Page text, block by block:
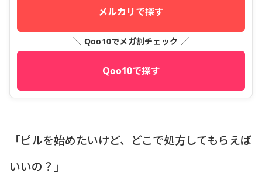
メルカリで探す
＼ Qoo10でメガ割チェック ／
Qoo10で探す
「ピルを始めたいけど、どこで処方してもらえば
いいの？」